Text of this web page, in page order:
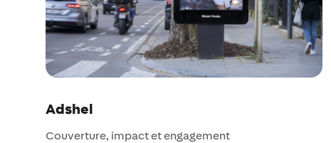
Adshel
Couverture, impact et engagement